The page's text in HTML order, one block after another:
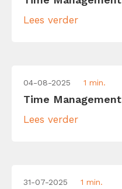
Lees verder
04-08-2025 1 min.
Time Management
Lees verder
31-07-2025 1 min.